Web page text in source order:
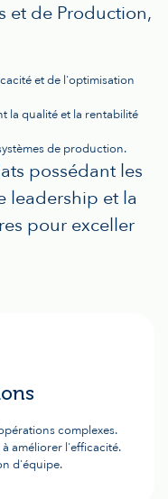
et de Production,
et de l'optimisation
la qualité et la rentabilité
de production.
possédant les
leadership et la
pour exceller
complexes.
améliorer l'efficacité.
d'équipe.